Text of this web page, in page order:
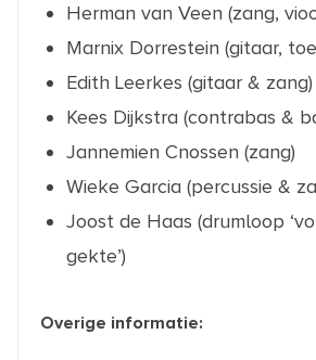
Herman van Veen (zang,
Marnix Dorrestein (gitaar,
Edith Leerkes (gitaar & zang)
Kees Dijkstra (contrabas &
Jannemien Cnossen (zang)
Wieke Garcia (percussie &
Joost de Haas (drumloop
gekte’)
Overige informatie: